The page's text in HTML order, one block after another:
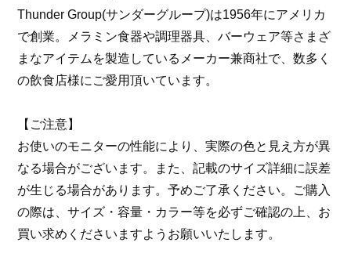
Thunder Group(サンダーグループ)は1956年にアメリカ
で創業。メラミン食器や調理器具、バーウェア等さまざ
まなアイテムを製造しているメーカー兼商社で、数多く
の飲食店様にご愛用頂いています。
【ご注意】
お使いのモニターの性能により、実際の色と見え方が異
なる場合がございます。また、記載のサイズ詳細に誤差
が生じる場合があります。予めご了承ください。ご購入
の際は、サイズ・容量・カラー等を必ずご確認の上、お
買い求めくださいますようお願いいたします。